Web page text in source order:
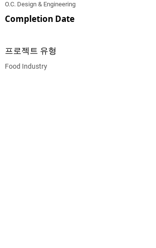
O.C. Design & Engineering
Completion Date
프로젝트 유형
Food Industry